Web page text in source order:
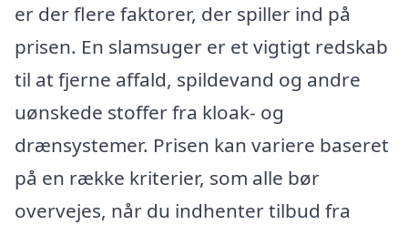
er der flere faktorer, der spiller ind på
prisen. En slamsuger er et vigtigt redskab
til at fjerne affald, spildevand og andre
uønskede stoffer fra kloak- og
drænsystemer. Prisen kan variere baseret
på en række kriterier, som alle bør
overvejes, når du indhenter tilbud fra